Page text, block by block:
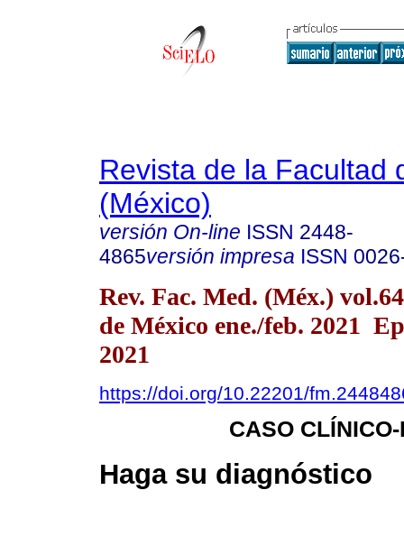
Revista de la Facultad
(México)
versión On-line ISSN 2448-
4865versión impresa ISSN
Rev. Fac. Med. (Méx.)
de México ene./feb. 2021
2021
https://doi.org/10.22201/
CASO
Haga su diagnóstico